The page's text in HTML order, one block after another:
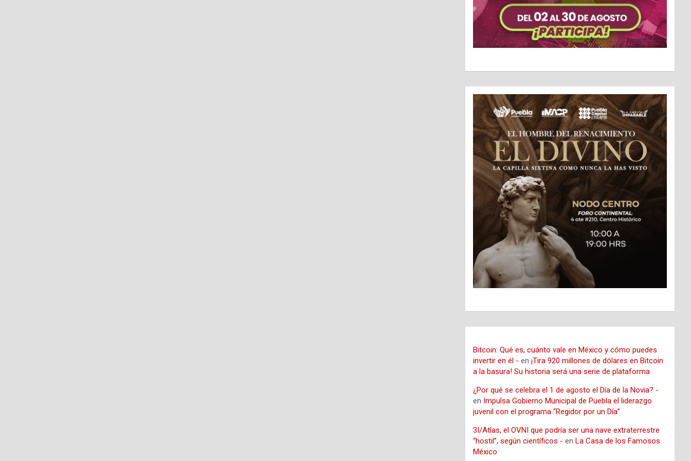
Bitcoin: Qué es, cuánto vale en México y cómo puedes
invertir en él - en¡Tira 920 millones de dólares en Bitcoin
a la basura! Su historia será una serie de plataforma
¿Por qué se celebra el 1 de agosto el Día de la Novia? -
en Impulsa Gobierno Municipal de Puebla el liderazgo
juvenil con el programa “Regidor por un Día”
3I/Atlas, el OVNI que podría ser una nave extraterrestre
“hostil”, según científicos - enLa Casa de los Famosos
México